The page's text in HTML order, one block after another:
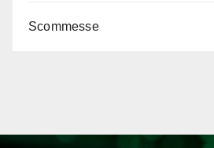
Scommesse